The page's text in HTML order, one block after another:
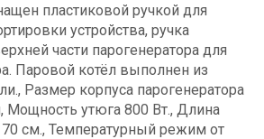
пластиковой ручкой для
устройства, ручка
части парогенератора для
Паровой котёл выполнен из
Размер корпуса парогенератора
Мощность утюга 800 Вт., Длина
см., Температурный режим от